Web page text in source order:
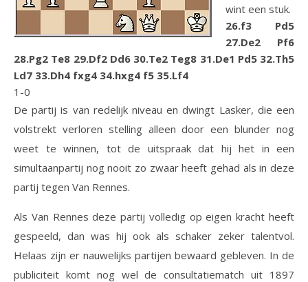
wint een stuk.
26.f3 Pd5
27.De2 Pf6
28.Pg2 Te8 29.Df2 Dd6 30.Te2 Teg8 31.De1 Pd5 32.Th5
Ld7 33.Dh4 fxg4 34.hxg4 f5 35.Lf4
1-0
De partij is van redelijk niveau en dwingt Lasker, die een
volstrekt verloren stelling alleen door een blunder nog
weet te winnen, tot de uitspraak dat hij het in een
simultaanpartij nog nooit zo zwaar heeft gehad als in deze
partij tegen Van Rennes.
Als Van Rennes deze partij volledig op eigen kracht heeft
gespeeld, dan was hij ook als schaker zeker talentvol.
Helaas zijn er nauwelijks partijen bewaard gebleven. In de
publiciteit komt nog wel de consultatiematch uit 1897